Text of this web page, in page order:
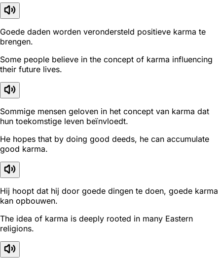
Goede daden worden verondersteld positieve karma te
brengen.
Some people believe in the concept of karma influencing
their future lives.
Sommige mensen geloven in het concept van karma dat
hun toekomstige leven beïnvloedt.
He hopes that by doing good deeds, he can accumulate
good karma.
Hij hoopt dat hij door goede dingen te doen, goede karma
kan opbouwen.
The idea of karma is deeply rooted in many Eastern
religions.